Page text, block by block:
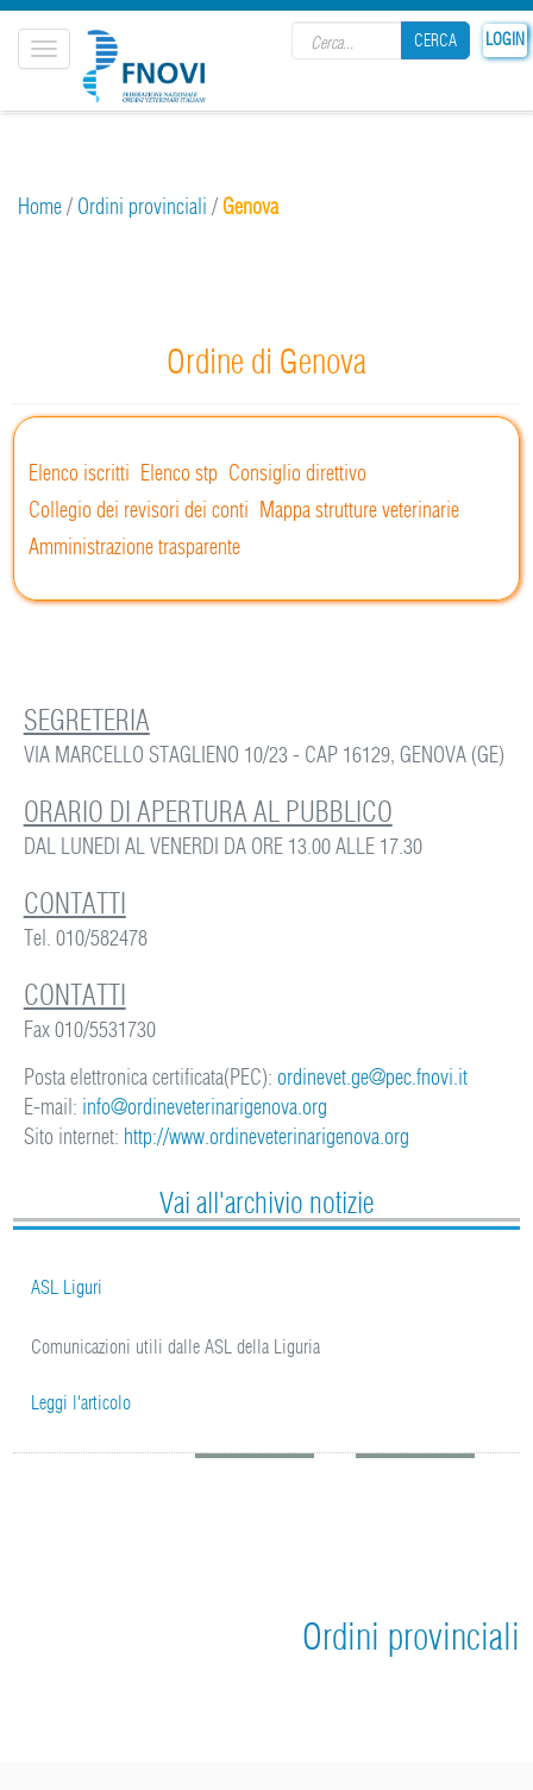
LOGIN
CERCA
Toggle
navigation
Home/ Ordini provinciali /Genova
Ordine di Genova
Elenco iscritti Elenco stp Consiglio direttivo
Collegio dei revisori dei conti Mappa strutture veterinarie
Amministrazione trasparente
SEGRETERIA
VIA MARCELLO STAGLIENO 10/23 - CAP 16129, GENOVA (GE)
ORARIO DI APERTURA AL PUBBLICO
DAL LUNEDI AL VENERDI DA ORE 13.00 ALLE 17.30
CONTATTI
Tel. 010/582478
CONTATTI
Fax 010/5531730
Posta elettronica certificata(PEC): ordinevet.ge@pec.fnovi.it
E-mail: info@ordineveterinarigenova.org
Sito internet: http://www.ordineveterinarigenova.org
Vai all'archivio notizie
ASL Liguri
Comunicazioni utili dalle ASL della Liguria
Leggi l'articolo
Ordini provinciali